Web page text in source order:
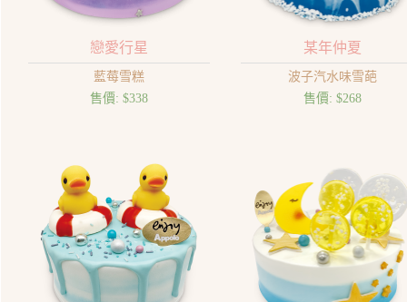
戀愛行星
藍莓雪糕
售價: $338
某年仲夏
波子汽水味雪葩
售價: $268